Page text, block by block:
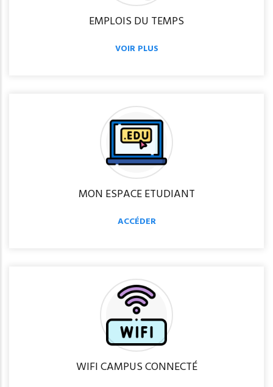
EMPLOIS DU TEMPS
VOIR PLUS
MON ESPACE ETUDIANT
ACCÉDER
WIFI CAMPUS CONNECTÉ